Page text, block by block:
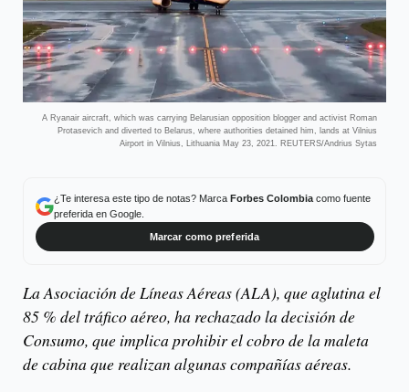
A Ryanair aircraft, which was carrying Belarusian opposition blogger and activist Roman
Protasevich and diverted to Belarus, where authorities detained him, lands at Vilnius
Airport in Vilnius, Lithuania May 23, 2021. REUTERS/Andrius Sytas
¿Te interesa este tipo de notas? Marca Forbes Colombiacomo fuente
preferida en Google.
Marcar como preferida
La Asociación de Líneas Aéreas (ALA), que aglutina el
85 % del tráfico aéreo, ha rechazado la decisión de
Consumo, que implica prohibir el cobro de la maleta
de cabina que realizan algunas compañías aéreas.